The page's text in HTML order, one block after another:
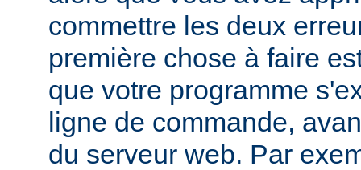
commettre les deux
première chose à faire
que votre programme
ligne de commande,
du serveur web. Par